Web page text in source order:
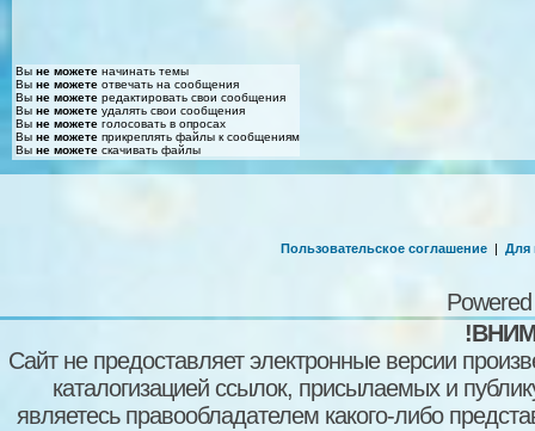
Вы не можете начинать темы
Вы не можете отвечать на сообщения
Вы не можете редактировать свои сообщения
Вы не можете удалять свои сообщения
Вы не можете голосовать в опросах
Вы не можете прикреплять файлы к сообщениям
Вы не можете скачивать файлы
Пользовательское соглашение | Для
Сайт не предоставляет электронные версии
каталогизацией ссылок, присылаемых и
являетесь правообладателем какого-либо